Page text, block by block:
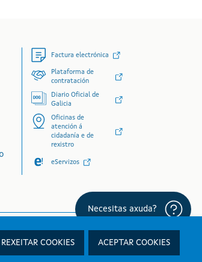
Factura electrónica
Plataforma de
contratación
Diario Oficial de
Galicia
Oficinas de
atención á
cidadanía e de
rexistro
eServizos
REXEITAR COOKIES ACEPTAR COOKIES